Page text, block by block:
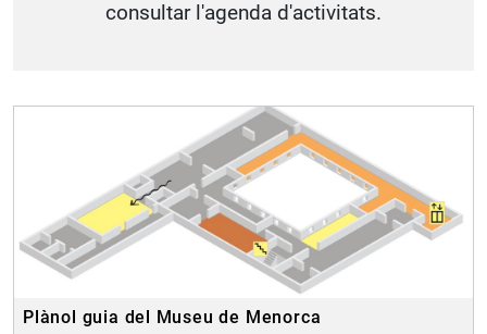
consultar l'agenda d'activitats.
Plànol guia del Museu de Menorca